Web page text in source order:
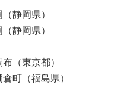
静岡県）
静岡県）
（東京都）
町（福島県）